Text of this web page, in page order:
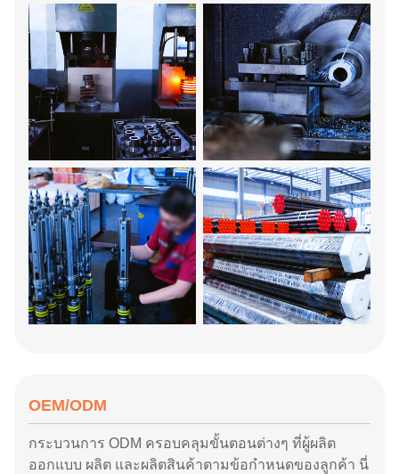
OEM/ODM
กระบวนการ ODM ครอบคลุมขั้นตอนต่างๆ ที่ผู้ผลิต
ออกแบบ ผลิต และผลิตสินค้าตามข้อกำหนดของลูกค้า นี่